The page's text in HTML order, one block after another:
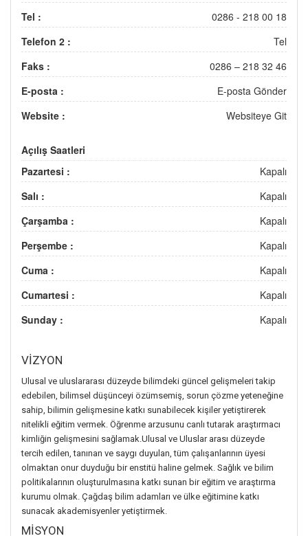
Tel :
0286 - 218 00 18
Telefon 2 :
Tel
Faks :
0286 – 218 32 46
E-posta :
E-posta Gönder
Website :
Websiteye Git
Açılış Saatleri
Pazartesi :
Kapalı
Salı :
Kapalı
Çarşamba :
Kapalı
Perşembe :
Kapalı
Cuma :
Kapalı
Cumartesi :
Kapalı
Sunday :
Kapalı
VİZYON
Ulusal ve uluslararası düzeyde bilimdeki güncel gelişmeleri takip
edebilen, bilimsel düşünceyi özümsemiş, sorun çözme yeteneğine
sahip, bilimin gelişmesine katkı sunabilecek kişiler yetiştirerek
nitelikli eğitim vermek. Öğrenme arzusunu canlı tutarak araştırmacı
kimliğin gelişmesini sağlamak.Ulusal ve Uluslar arası düzeyde
tercih edilen, tanınan ve saygı duyulan, tüm çalışanlarının üyesi
olmaktan onur duyduğu bir enstitü haline gelmek. Sağlık ve bilim
politikalarının oluşturulmasına katkı sunan bir eğitim ve araştırma
kurumu olmak. Çağdaş bilim adamları ve ülke eğitimine katkı
sunacak akademisyenler yetiştirmek.
MİSYON